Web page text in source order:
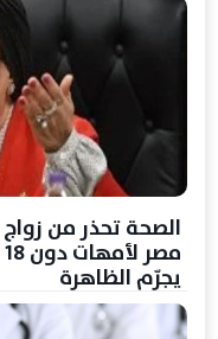
يجرّم الظاهرة